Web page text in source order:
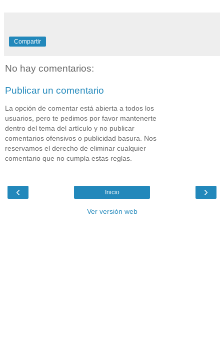
Compartir
No hay comentarios:
Publicar un comentario
La opción de comentar está abierta a todos los
usuarios, pero te pedimos por favor mantenerte
dentro del tema del artículo y no publicar
comentarios ofensivos o publicidad basura. Nos
reservamos el derecho de eliminar cualquier
comentario que no cumpla estas reglas.
‹ ›
Inicio
Ver versión web